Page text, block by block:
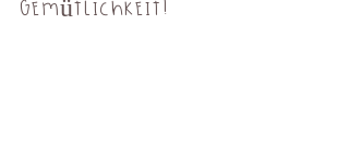
Gemütlichkeit!